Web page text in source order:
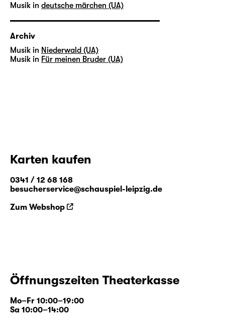
Musik in deutsche märchen (UA)
Archiv
Musik in Niederwald (UA)
Musik in Für meinen Bruder (UA)
Karten kaufen
0341 / 12 68 168
besucherservice@schauspiel-leipzig.de
Zum Webshop
Öffnungszeiten Theaterkasse
Mo–Fr 10:00–19:00
Sa 10:00–14:00